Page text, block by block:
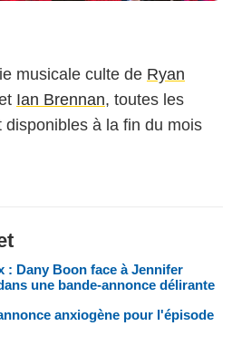
musicale culte de Ryan
Ian Brennan, toutes les
à la fin du mois
: Dany Boon face à Jennifer
une bande-annonce délirante
anxiogène pour l'épisode